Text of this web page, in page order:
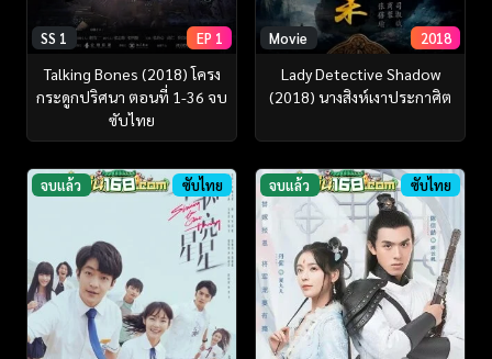
SS 1 EP 1
Talking Bones (2018) โครง
กระดูกปริศนา ตอนที่ 1-36 จบ
ซับไทย
Movie 2018
Lady Detective Shadow
(2018) นางสิงห์เงาประกาศิต
จบแล้ว ซับไทย จบแล้ว ซับไทย